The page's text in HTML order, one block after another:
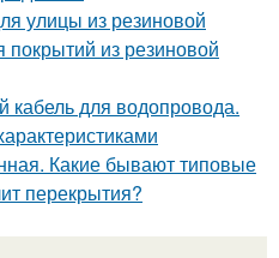
улицы из резиновой
из резиновой
кабель для водопровода.
Какие бывают типовые
перекрытия?